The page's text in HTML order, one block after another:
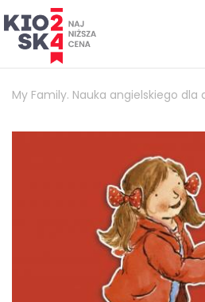
My Family. Nauka angielskiego dla